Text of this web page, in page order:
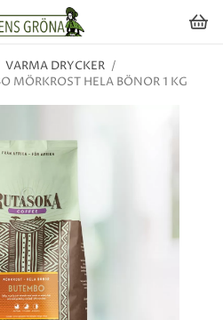
VARMA DRYCKER /
MÖRKROST HELA BÖNOR 1 KG